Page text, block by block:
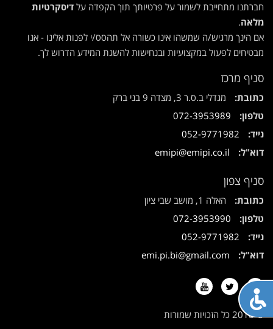
חברתנו מתחייבת לשמור על פרטיותך תוך הקפדה על דיסקרטיות
מלאה.
אם הינך מרגיש/ה שמשהו אינו כשורה אל תהסס/י לפנות אלינו - אנו
מבטיחים לפעול במקצועיות ובנחישות להשגת המידע הדרוש לך.
סניף מרכז
כתובת:
מגדלי ב.ס.ר 3, מצדה 9 בני ברק
טלפון:
072-3953989
נייד:
052-9771982
דוא"ל:
emipi@emipi.co.il
סניף צפון
כתובת:
האלה 1, מושב שבי ציון
טלפון:
072-3953990
נייד:
052-9771982
דוא"ל:
emi.pi.bi@gmail.com
Facebook
Twitter
Youtube
© 2018 כל הזכויות שמורות
פתח
תפריט
נגישות